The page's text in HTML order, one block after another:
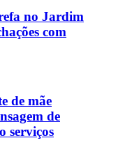
no Jardim
com
de mãe
de
serviços